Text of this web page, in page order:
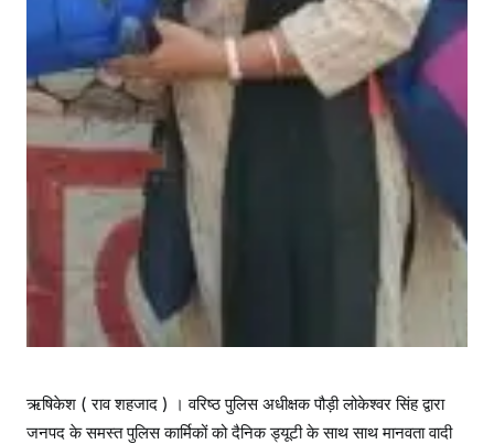
ऋषिकेश ( राव शहजाद ) । वरिष्ठ पुलिस अधीक्षक पौड़ी लोकेश्वर सिंह द्वारा
जनपद के समस्त पुलिस कार्मिकों को दैनिक ड्यूटी के साथ साथ मानवता वादी